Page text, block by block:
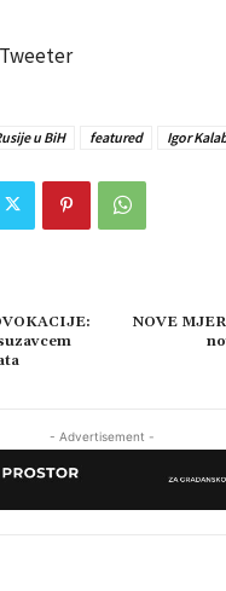
u BiH featured Igor
NOVE
- Advertisement -